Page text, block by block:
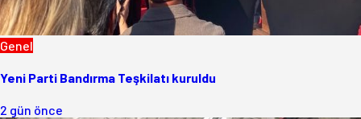
Genel
Yeni Parti Bandırma Teşkilatı kuruldu
2 gün önce